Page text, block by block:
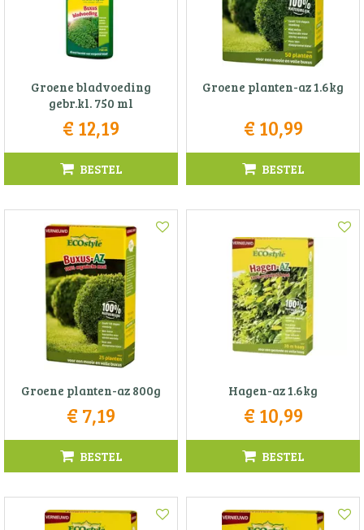
Groene bladvoeding
gebr.kl. 750 ml
€ 12,19
BESTEL
Groene planten-az 1.6kg
€ 10,99
BESTEL
Groene planten-az 800g
€ 7,19
BESTEL
Hagen-az 1.6kg
€ 10,99
BESTEL